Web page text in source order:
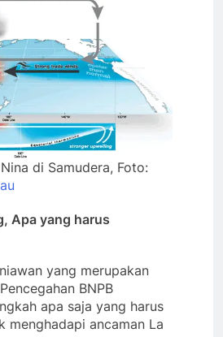
di Samudera, Foto:
Apa yang harus
yang merupakan
BNPB
apa saja yang harus
menghadapi ancaman La